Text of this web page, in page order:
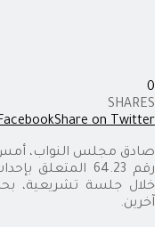
0
SHARES
Share on Twitter
صادق مجلس النواب، أمس (
رقم 64.23
آخرين.